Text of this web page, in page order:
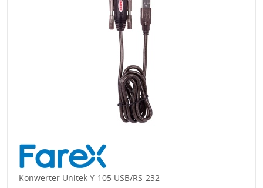
Konwerter Unitek Y-105 USB/RS-232